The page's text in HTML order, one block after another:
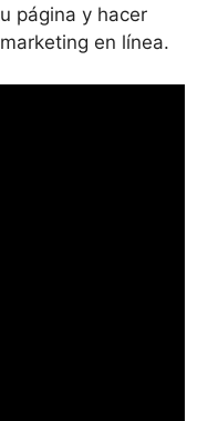
página y hacer
en línea.